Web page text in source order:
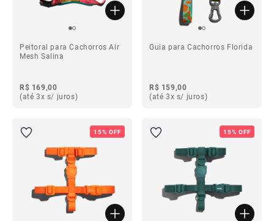
Peitoral para Cachorros Air
Mesh Salina
R$ 169,00
(até 3x s/ juros)
Guia para Cachorros Florida
R$ 159,00
(até 3x s/ juros)
15% OFF 15% OFF